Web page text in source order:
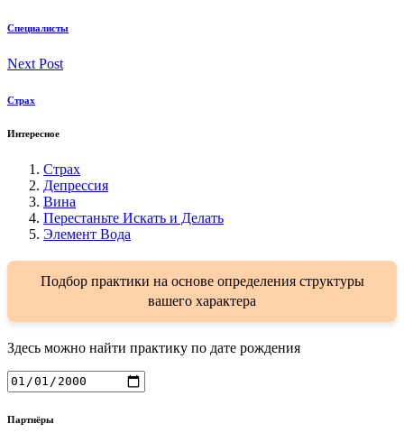
Специалисты
Next Post
Страх
Интересное
Страх
Депрессия
Вина
Перестаньте Искать и Делать
Элемент Вода
Подбор практики на основе определения структуры
вашего характера
Здесь можно найти практику по дате рождения
Партнёры